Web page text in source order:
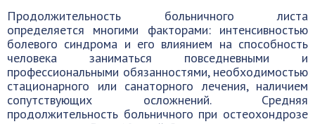
Продолжительность больничного листа
определяется многими факторами: интенсивностью
болевого синдрома и его влиянием на способность
человека заниматься повседневными и
профессиональными обязанностями, необходимостью
стационарного или санаторного лечения, наличием
сопутствующих осложнений. Средняя
продолжительность больничного при остеохондрозе